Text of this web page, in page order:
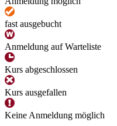
fast ausgebucht
Anmeldung auf Warteliste
Kurs abgeschlossen
Kurs ausgefallen
Keine Anmeldung möglich